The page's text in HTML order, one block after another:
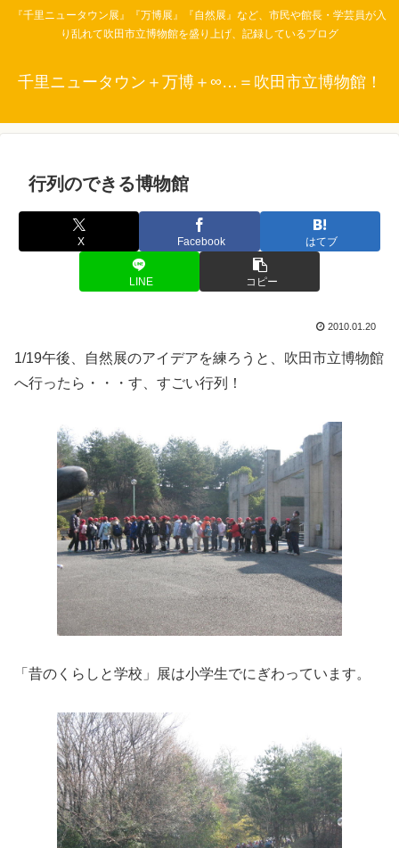
『千里ニュータウン展』『万博展』『自然展』など、市民や館長・学芸員が入
り乱れて吹田市立博物館を盛り上げ、記録しているブログ
千里ニュータウン＋万博＋∞…＝吹田市立博物館！
行列のできる博物館
X Facebook はてブ
LINE コピー
2010.01.20
1/19午後、自然展のアイデアを練ろうと、吹田市立博物館
へ行ったら・・・す、すごい行列！
「昔のくらしと学校」展は小学生でにぎわっています。